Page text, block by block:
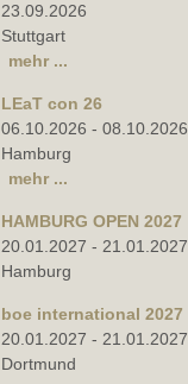
23.09.2026
Stuttgart
mehr ...
LEaT con 26
06.10.2026 - 08.10.2026
Hamburg
mehr ...
HAMBURG OPEN 2027
20.01.2027 - 21.01.2027
Hamburg
boe international 2027
20.01.2027 - 21.01.2027
Dortmund